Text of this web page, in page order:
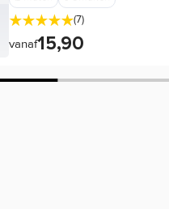
(7)
vanaf15,90